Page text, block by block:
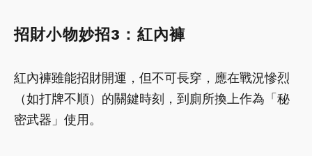
招財小物妙招3：紅內褲
紅內褲雖能招財開運，但不可長穿，應在戰況慘烈
（如打牌不順）的關鍵時刻，到廁所換上作為「秘
密武器」使用。